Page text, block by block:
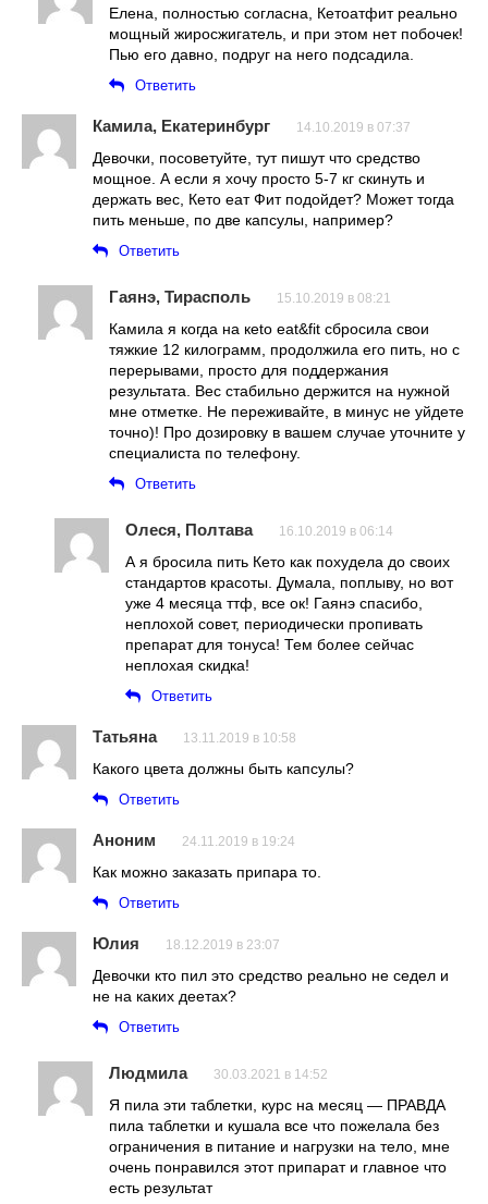
Елена, полностью согласна, Кетоатфит реально
мощный жиросжигатель, и при этом нет побочек!
Пью его давно, подруг на него подсадила.
Ответить
Камила, Екатеринбург 14.10.2019 в 07:37
Девочки, посоветуйте, тут пишут что средство
мощное. А если я хочу просто 5-7 кг скинуть и
держать вес, Кето еат Фит подойдет? Может тогда
пить меньше, по две капсулы, например?
Ответить
Гаянэ, Тирасполь 15.10.2019 в 08:21
Камила я когда на кeto еat&fit сбросила свои
тяжкие 12 килограмм, продолжила его пить, но с
перерывами, просто для поддержания
результата. Вес стабильно держится на нужной
мне отметке. Не переживайте, в минус не уйдете
точно)! Про дозировку в вашем случае уточните у
специалиста по телефону.
Ответить
Олеся, Полтава 16.10.2019 в 06:14
А я бросила пить Кето как похудела до своих
стандартов красоты. Думала, поплыву, но вот
уже 4 месяца ттф, все ок! Гаянэ спасибо,
неплохой совет, периодически пропивать
препарат для тонуса! Тем более сейчас
неплохая скидка!
Ответить
Татьяна 13.11.2019 в 10:58
Какого цвета должны быть капсулы?
Ответить
Аноним 24.11.2019 в 19:24
Как можно заказать припара то.
Ответить
Юлия 18.12.2019 в 23:07
Девочки кто пил это средство реально не седел и
не на каких деетах?
Ответить
Людмила 30.03.2021 в 14:52
Я пила эти таблетки, курс на месяц — ПРАВДА
пила таблетки и кушала все что пожелала без
ограничения в питание и нагрузки на тело, мне
очень понравился этот припарат и главное что
есть результат